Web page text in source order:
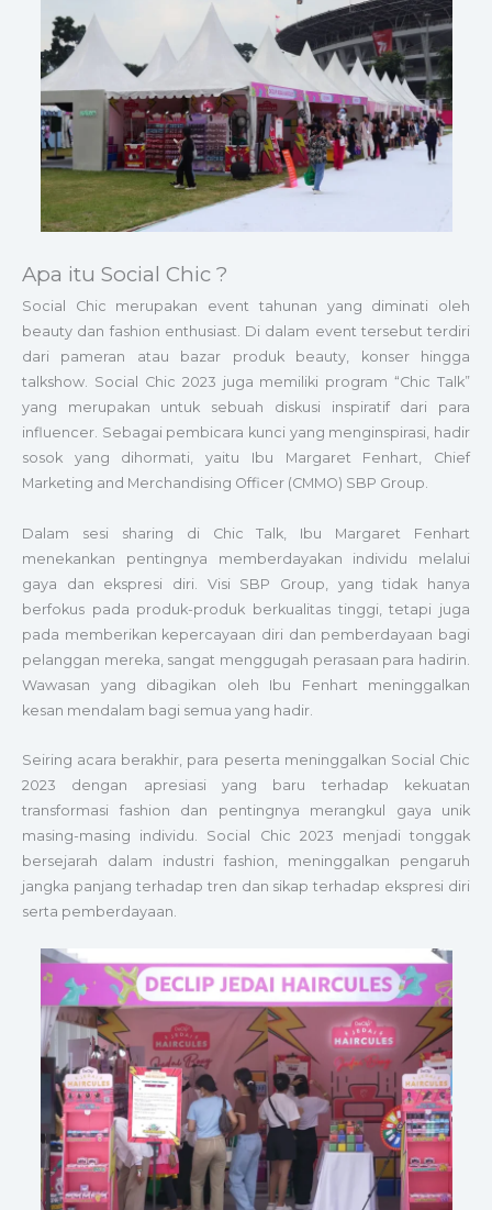
Apa itu Social Chic ?
Social Chic merupakan event tahunan yang diminati oleh
beauty dan fashion enthusiast. Di dalam event tersebut terdiri
dari pameran atau bazar produk beauty, konser hingga
talkshow. Social Chic 2023 juga memiliki program “Chic Talk”
yang merupakan untuk sebuah diskusi inspiratif dari para
influencer. Sebagai pembicara kunci yang menginspirasi, hadir
sosok yang dihormati, yaitu Ibu Margaret Fenhart, Chief
Marketing and Merchandising Officer (CMMO) SBP Group.
Dalam sesi sharing di Chic Talk, Ibu Margaret Fenhart
menekankan pentingnya memberdayakan individu melalui
gaya dan ekspresi diri. Visi SBP Group, yang tidak hanya
berfokus pada produk-produk berkualitas tinggi, tetapi juga
pada memberikan kepercayaan diri dan pemberdayaan bagi
pelanggan mereka, sangat menggugah perasaan para hadirin.
Wawasan yang dibagikan oleh Ibu Fenhart meninggalkan
kesan mendalam bagi semua yang hadir.
Seiring acara berakhir, para peserta meninggalkan Social Chic
2023 dengan apresiasi yang baru terhadap kekuatan
transformasi fashion dan pentingnya merangkul gaya unik
masing-masing individu. Social Chic 2023 menjadi tonggak
bersejarah dalam industri fashion, meninggalkan pengaruh
jangka panjang terhadap tren dan sikap terhadap ekspresi diri
serta pemberdayaan.